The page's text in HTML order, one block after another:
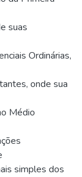
suas
Ordinárias,
onde sua
Médio
simples dos